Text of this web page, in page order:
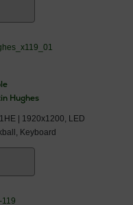
Hughes
| 1920x1200, LED
Keyboard